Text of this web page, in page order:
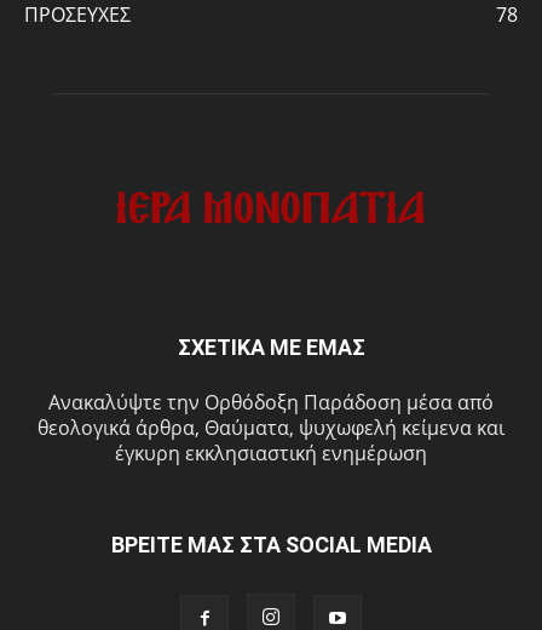
ΠΡΟΣΕΥΧΕΣ
78
ΣΧΕΤΙΚΑ ΜΕ ΕΜΑΣ
Ανακαλύψτε την Ορθόδοξη Παράδοση μέσα από
θεολογικά άρθρα, Θαύματα, ψυχωφελή κείμενα και
έγκυρη εκκλησιαστική ενημέρωση
ΒΡΕΙΤΕ ΜΑΣ ΣΤΑ SOCIAL MEDIA